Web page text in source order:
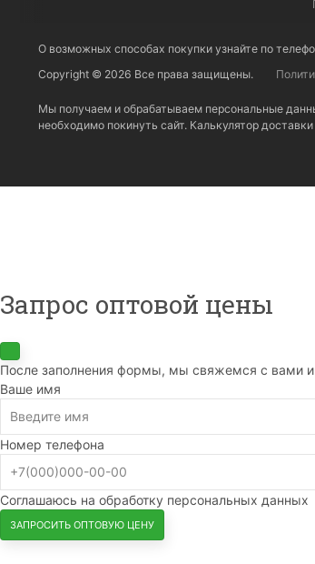
О возможных способах покупки узнайте по
Copyright © 2026 Все права защищены.
Мы получаем и обрабатываем персональные
необходимо покинуть сайт. Калькулятор
Запрос оптовой цены
После заполнения формы, мы свяжемся с вами
Ваше имя
Номер телефона
Соглашаюсь на обработку персональных данных
ЗАПРОСИТЬ ОПТОВУЮ ЦЕНУ